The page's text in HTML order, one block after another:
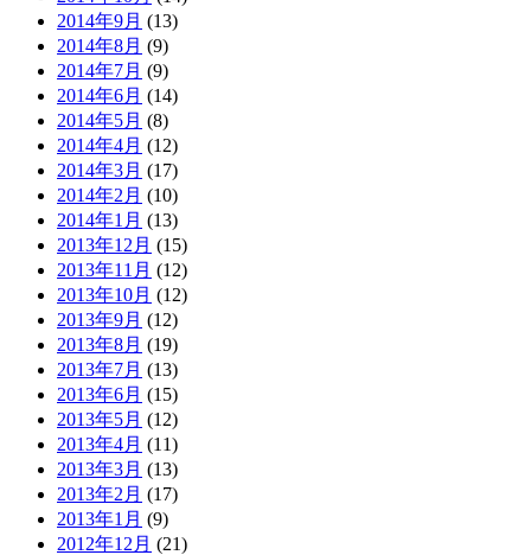
2014年9月 (13)
2014年8月 (9)
2014年7月 (9)
2014年6月 (14)
2014年5月 (8)
2014年4月 (12)
2014年3月 (17)
2014年2月 (10)
2014年1月 (13)
2013年12月 (15)
2013年11月 (12)
2013年10月 (12)
2013年9月 (12)
2013年8月 (19)
2013年7月 (13)
2013年6月 (15)
2013年5月 (12)
2013年4月 (11)
2013年3月 (13)
2013年2月 (17)
2013年1月 (9)
2012年12月 (21)